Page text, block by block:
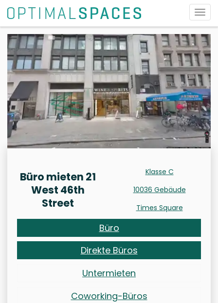
Büro mieten 21
West 46th
Street
Klasse C
10036 Gebäude
Times Square
Büro
Direkte Büros
Untermieten
Coworking-Büros